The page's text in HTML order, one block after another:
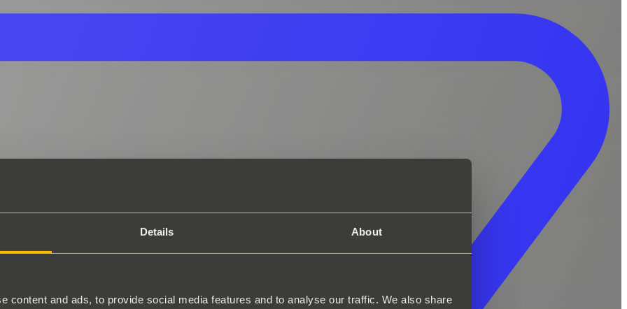
Details About
content and ads, to provide social media features and to analyse our traffic. We also share